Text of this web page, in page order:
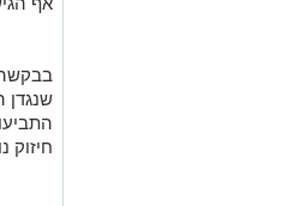
בבקשה
שנגדן
חיזוק